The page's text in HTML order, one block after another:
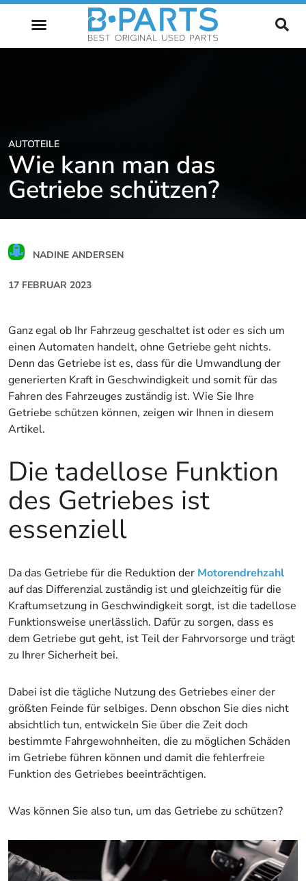
AUTOTEILE
Wie kann man das
Getriebe schützen?
NADINE ANDERSEN
17 FEBRUAR 2023
Ganz egal ob Ihr Fahrzeug geschaltet ist oder es sich um
einen Automaten handelt, ohne Getriebe geht nichts.
Denn das Getriebe ist es, dass für die Umwandlung der
generierten Kraft in Geschwindigkeit und somit für das
Fahren des Fahrzeuges zuständig ist. Wie Sie Ihre
Getriebe schützen können, zeigen wir Ihnen in diesem
Artikel.
Die tadellose Funktion
des Getriebes ist
essenziell
Da das Getriebe für die Reduktion der Motorendrehzahl
auf das Differenzial zuständig ist und gleichzeitig für die
Kraftumsetzung in Geschwindigkeit sorgt, ist die tadellose
Funktionsweise unerlässlich. Dafür zu sorgen, dass es
dem Getriebe gut geht, ist Teil der Fahrvorsorge und trägt
zu Ihrer Sicherheit bei.
Dabei ist die tägliche Nutzung des Getriebes einer der
größten Feinde für selbiges. Denn obschon Sie dies nicht
absichtlich tun, entwickeln Sie über die Zeit doch
bestimmte Fahrgewohnheiten, die zu möglichen Schäden
im Getriebe führen können und damit die fehlerfreie
Funktion des Getriebes beeinträchtigen.
Was können Sie also tun, um das Getriebe zu schützen?